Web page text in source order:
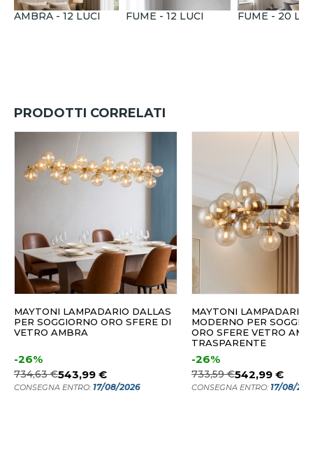
AMBRA - 12 LUCI FUME - 12 LUCI FUME - 20
PRODOTTI CORRELATI
MAYTONI LAMPADARIO DALLAS
PER SOGGIORNO ORO SFERE DI
VETRO AMBRA
-26%
734,63 €543,99 €
CONSEGNA ENTRO: 17/08/2026
MAYTONI LAMPADARIO
MODERNO PER
ORO SFERE VETRO
TRASPARENTE
-26%
733,59 €542,99 €
CONSEGNA ENTRO: 17/08/